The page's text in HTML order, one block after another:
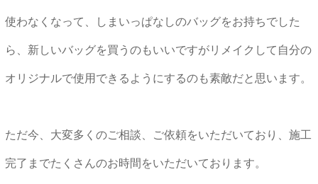
使わなくなって、しまいっぱなしのバッグをお持ちでした
ら、新しいバッグを買うのもいいですがリメイクして自分の
オリジナルで使用できるようにするのも素敵だと思います。
ただ今、大変多くのご相談、ご依頼をいただいており、施工
完了までたくさんのお時間をいただいております。